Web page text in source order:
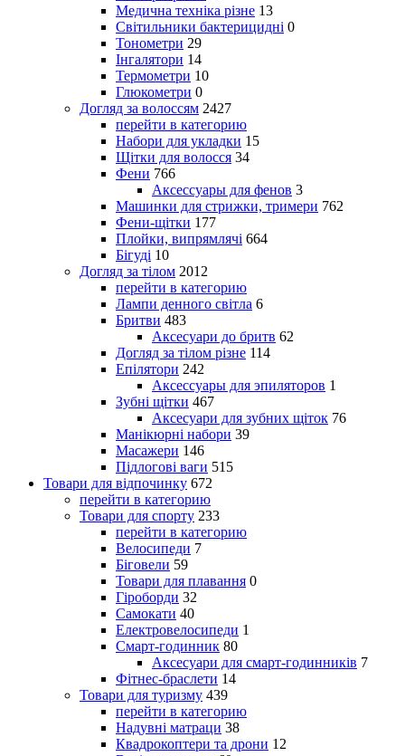
Медична техніка різне 13
Світильники бактерицидні 0
Тонометри 29
Інгалятори 14
Термометри 10
Глюкометри 0
Догляд за волоссям 2427
перейти в категорию
Набори для укладки 15
Щітки для волосся 34
Фени 766
Аксессуары для фенов 3
Машинки для стрижки, тримери 762
Фени-щітки 177
Плойки, випрямлячі 664
Бігуді 10
Догляд за тілом 2012
перейти в категорию
Лампи денного світла 6
Бритви 483
Аксесуари до бритв 62
Догляд за тілом різне 114
Епілятори 242
Аксессуары для эпиляторов 1
Зубні щітки 467
Аксесуари для зубних щіток 76
Манікюрні набори 39
Масажери 146
Підлогові ваги 515
Товари для відпочинку 672
перейти в категорию
Товари для спорту 233
перейти в категорию
Велосипеди 7
Біговели 59
Товари для плавання 0
Гіроборди 32
Самокати 40
Електровелосипеди 1
Смарт-годинник 80
Аксесуари для смарт-годинників 7
Фітнес-браслети 14
Товари для туризму 439
перейти в категорию
Надувні матраци 38
Квадрокоптери та дрони 12